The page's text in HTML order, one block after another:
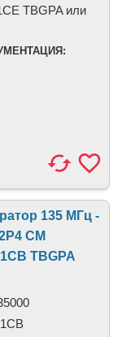
TBGPA или
135 МГц -
CM
TBGPA